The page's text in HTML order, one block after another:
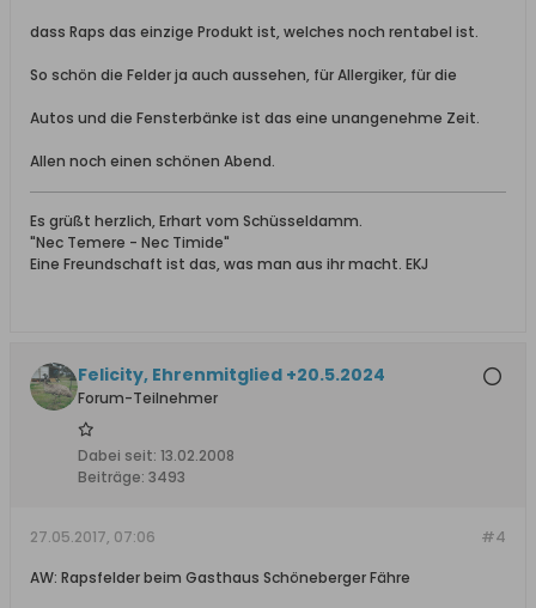
dass Raps das einzige Produkt ist, welches noch rentabel ist.
So schön die Felder ja auch aussehen, für Allergiker, für die
Autos und die Fensterbänke ist das eine unangenehme Zeit.
Allen noch einen schönen Abend.
Es grüßt herzlich, Erhart vom Schüsseldamm.
"Nec Temere - Nec Timide"
Eine Freundschaft ist das, was man aus ihr macht. EKJ
Felicity, Ehrenmitglied +20.5.2024
Forum-Teilnehmer
Dabei seit: 13.02.2008
Beiträge: 3493
#4
27.05.2017, 07:06
AW: Rapsfelder beim Gasthaus Schöneberger Fähre